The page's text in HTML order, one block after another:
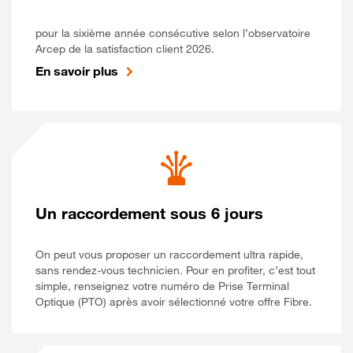
pour la sixième année consécutive selon l’observatoire
Arcep de la satisfaction client 2026.
En savoir plus
Un raccordement sous 6 jours
On peut vous proposer un raccordement ultra rapide,
sans rendez-vous technicien. Pour en profiter, c’est tout
simple, renseignez votre numéro de Prise Terminal
Optique (PTO) après avoir sélectionné votre offre Fibre.